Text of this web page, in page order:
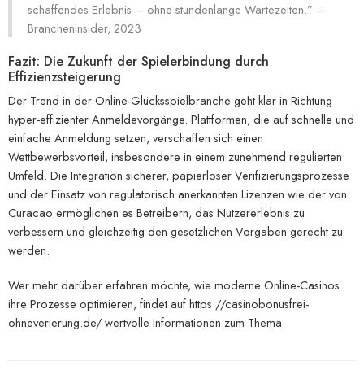
schaffendes Erlebnis – ohne stundenlange Wartezeiten.” –
Brancheninsider, 2023
Fazit: Die Zukunft der Spielerbindung durch
Effizienzsteigerung
Der Trend in der Online-Glücksspielbranche geht klar in Richtung
hyper-effizienter Anmeldevorgänge. Plattformen, die auf schnelle und
einfache Anmeldung setzen, verschaffen sich einen
Wettbewerbsvorteil, insbesondere in einem zunehmend regulierten
Umfeld. Die Integration sicherer, papierloser Verifizierungsprozesse
und der Einsatz von regulatorisch anerkannten Lizenzen wie der von
Curacao ermöglichen es Betreibern, das Nutzererlebnis zu
verbessern und gleichzeitig den gesetzlichen Vorgaben gerecht zu
werden.
Wer mehr darüber erfahren möchte, wie moderne Online-Casinos
ihre Prozesse optimieren, findet auf https://casinobonusfrei-
ohneverierung.de/ wertvolle Informationen zum Thema.